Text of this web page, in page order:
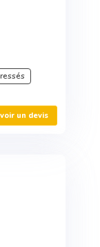
un devis